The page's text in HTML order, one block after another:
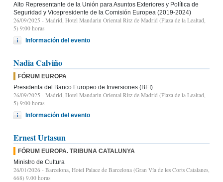
Alto Representante de la Unión para Asuntos Exteriores y Política de
Seguridad y Vicepresidente de la Comisión Europea (2019-2024)
26/09/2025 - Madrid, Hotel Mandarin Oriental Ritz de Madrid (Plaza de la Lealtad,
5) 9:00 horas
Información del evento
Nadia Calviño
FÓRUM EUROPA
Presidenta del Banco Europeo de Inversiones (BEI)
26/09/2025 - Madrid, Hotel Mandarin Oriental Ritz de Madrid (Plaza de la Lealtad,
5) 9:00 horas
Información del evento
Ernest Urtasun
FÓRUM EUROPA. TRIBUNA CATALUNYA
Ministro de Cultura
26/01/2026 - Barcelona, Hotel Palace de Barcelona (Gran Vía de les Corts Catalanes,
668) 9.00 horas